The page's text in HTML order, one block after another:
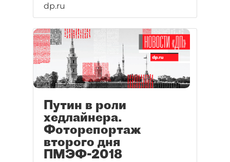
dp.ru
Путин в роли
хедлайнера.
Фоторепортаж
второго дня
ПМЭФ-2018